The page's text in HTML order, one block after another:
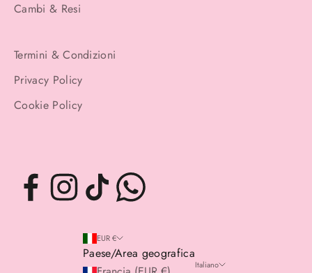
Cambi & Resi
Termini & Condizioni
Privacy Policy
Cookie Policy
EUR €
Paese/Area geografica
Italiano